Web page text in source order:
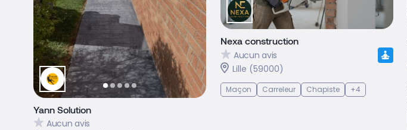
Yann Solution
Aucun avis
Nexa construction
Aucun avis
Lille (59000)
Maçon Carreleur Chapiste +4